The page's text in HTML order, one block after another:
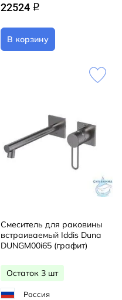
22524 q
В корзину
Смеситель для раковины
встраиваемый Iddis Duna
DUNGM00i65 (графит)
Остаток 3 шт
Россия